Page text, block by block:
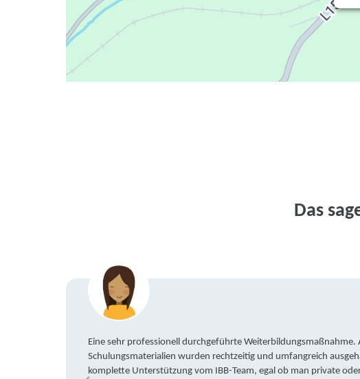
Das
Eine sehr professionell durchgeführte Weiterbildungsmaßnahme.
Schulungsmaterialien wurden rechtzeitig und umfangreich
komplette Unterstützung vom IBB-Team, egal ob man private